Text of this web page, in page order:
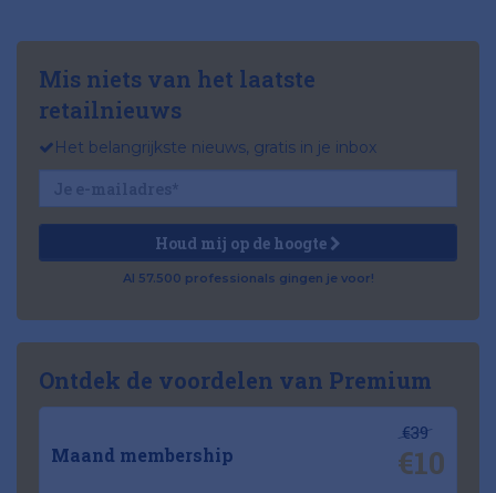
Mis niets van het laatste
retailnieuws
Het belangrijkste nieuws, gratis in je inbox
Houd mij op de hoogte
Al 57.500 professionals gingen je voor!
Ontdek de voordelen van Premium
Maand membership
€39
€10